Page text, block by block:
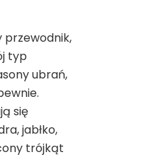
przewodnik,
typ
ubrań,
się
jabłko,
trójkąt